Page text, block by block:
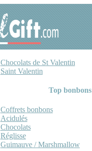
Chocolats de St Valentin
Saint Valentin
Top bonbons
Coffrets bonbons
Acidulés
Chocolats
Réglisse
Guimauve / Marshmallow